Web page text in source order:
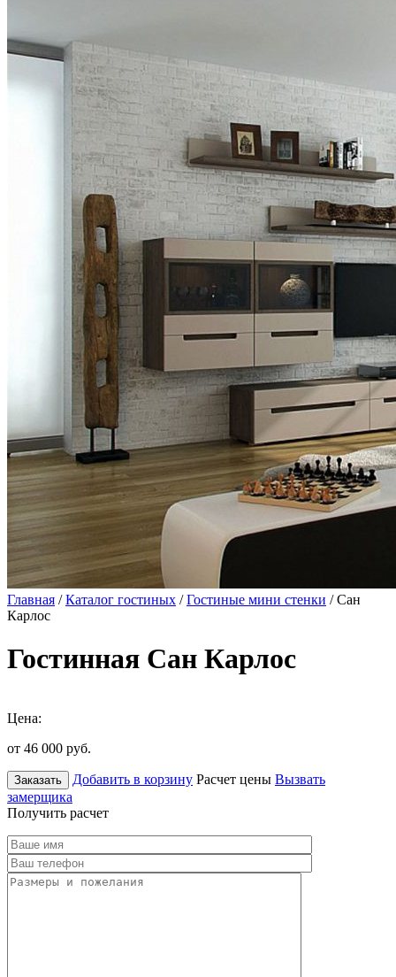
Главная /Каталог гостиных /Гостиные мини стенки / Сан
Карлос
Гостинная Сан Карлос
Цена:
от 46 000 руб.
Заказать Добавить в корзину Расчет цены Вызвать
замерщика
Получить расчет